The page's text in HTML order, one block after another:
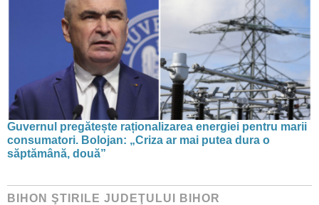
Guvernul pregătește raționalizarea energiei pentru marii
consumatori. Bolojan: „Criza ar mai putea dura o
săptămână, două”
BIHON ŞTIRILE JUDEŢULUI BIHOR